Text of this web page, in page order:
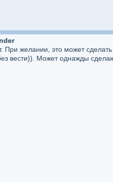
При желании, это может
вести)). Может однажды